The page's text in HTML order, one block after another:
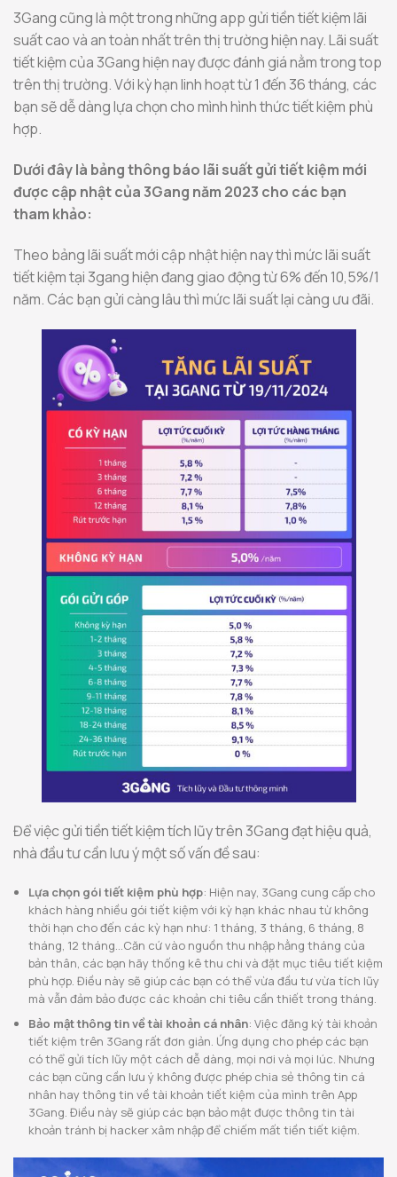
3Gang cũng là một trong những app gửi tiền tiết kiệm lãi
suất cao và an toàn nhất trên thị trường hiện nay. Lãi suất
tiết kiệm của 3Gang hiện nay được đánh giá nằm trong top
trên thị trường. Với kỳ hạn linh hoạt từ 1 đến 36 tháng, các
bạn sẽ dễ dàng lựa chọn cho mình hình thức tiết kiệm phù
hợp.
Dưới đây là bảng thông báo lãi suất gửi tiết kiệm mới
được cập nhật của 3Gang năm 2023 cho các bạn
tham khảo:
Theo bảng lãi suất mới cập nhật hiện nay thì mức lãi suất
tiết kiệm tại 3gang hiện đang giao động từ 6% đến 10,5%/1
năm. Các bạn gửi càng lâu thì mức lãi suất lại càng ưu đãi.
Để việc gửi tiền tiết kiệm tích lũy trên 3Gang đạt hiệu quả,
nhà đầu tư cần lưu ý một số vấn đề sau:
Lựa chọn gói tiết kiệm phù hợp: Hiện nay, 3Gang cung cấp cho
khách hàng nhiều gói tiết kiệm với kỳ hạn khác nhau từ không
thời hạn cho đến các kỳ hạn như: 1 tháng, 3 tháng, 6 tháng, 8
tháng, 12 tháng…Căn cứ vào nguồn thu nhập hằng tháng của
bản thân, các bạn hãy thống kê thu chi và đặt mục tiêu tiết kiệm
phù hợp. Điều này sẽ giúp các bạn có thể vừa đầu tư vừa tích lũy
mà vẫn đảm bảo được các khoản chi tiêu cần thiết trong tháng.
Bảo mật thông tin về tài khoản cá nhân: Việc đăng ký tài khoản
tiết kiệm trên 3Gang rất đơn giản. Ứng dụng cho phép các bạn
có thể gửi tích lũy một cách dễ dàng, mọi nơi và mọi lúc. Nhưng
các bạn cũng cần lưu ý không được phép chia sẻ thông tin cá
nhân hay thông tin về tài khoản tiết kiệm của mình trên App
3Gang. Điều này sẽ giúp các bạn bảo mật được thông tin tài
khoản tránh bị hacker xâm nhập để chiếm mất tiền tiết kiệm.